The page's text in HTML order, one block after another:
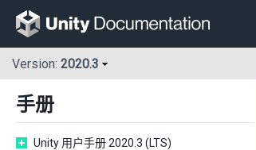
Version: 2020.3
手册
Unity 用户手册 2020.3 (LTS)